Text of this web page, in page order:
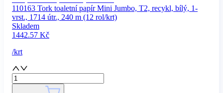
110163 Tork toaletní papír Mini Jumbo, T2, recykl, bílý, 1-
vrst., 1714 útr., 240 m (12 rol/krt)
Skladem
1442.57 Kč
/krt